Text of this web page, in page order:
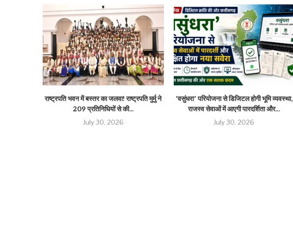
राष्ट्रपति भवन में बस्तर का जलवा! राष्ट्रपति मुर्मु ने
209 प्रतिनिधियों से की...
July 30, 2026
‘वसुंधरा’ परियोजना से डिजिटल होगी भूमि व्यवस्था,
राजस्व सेवाओं में आएगी पारदर्शिता और...
July 30, 2026